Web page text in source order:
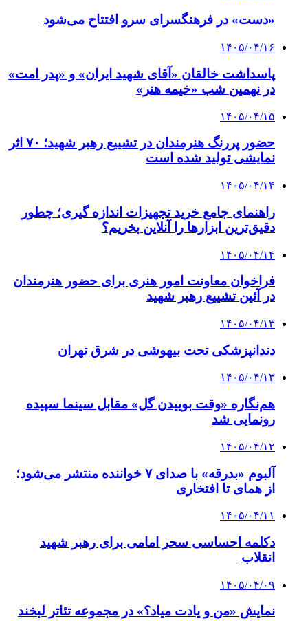
«دست» در فرهنگسرای سرو افتتاح می‌شود
۱۴۰۵/۰۴/۱۶
پاسداشت خالقان «آقای شهید ایران» و «پدر امت»
در نهمین شب «خیمه هنر»
۱۴۰۵/۰۴/۱۵
حضور پررنگ هنرمندان در تشییع رهبر شهید؛ ۷۰ اثر
نمایشی تولید شده است
۱۴۰۵/۰۴/۱۴
راهنمای جامع خرید تجهیزات اندازه گیری؛ چطور
دقیق‌ترین ابزارها را آنلاین بخریم؟
۱۴۰۵/۰۴/۱۴
فراخوان معاونت امور هنری برای حضور هنرمندان
در آئین تشییع رهبر شهید
۱۴۰۵/۰۴/۱۳
دندانپزشکی تحت بیهوشی در شرق تهران
۱۴۰۵/۰۴/۱۳
هم‌نگاره «وقت بوییدن گل» مقابل سینما سپیده
رونمایی شد
۱۴۰۵/۰۴/۱۲
آلبوم «بدرقه» با صدای ۷ خواننده منتشر می‌شود؛
از همای تا افتخاری
۱۴۰۵/۰۴/۱۱
دکلمه‌ احساسی سحر امامی برای رهبر شهید
انقلاب
۱۴۰۵/۰۴/۰۹
نمایش «من و یادت میاد؟» در مجموعه تئاتر لبخند